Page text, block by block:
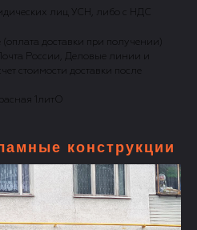
лиц УСН, либо с НДС
доставки при получении)
России, Деловые линии и
стоимости доставки после
1литО
конструкции